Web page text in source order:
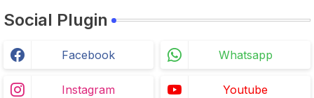
Social Plugin
Facebook Whatsapp
Instagram Youtube